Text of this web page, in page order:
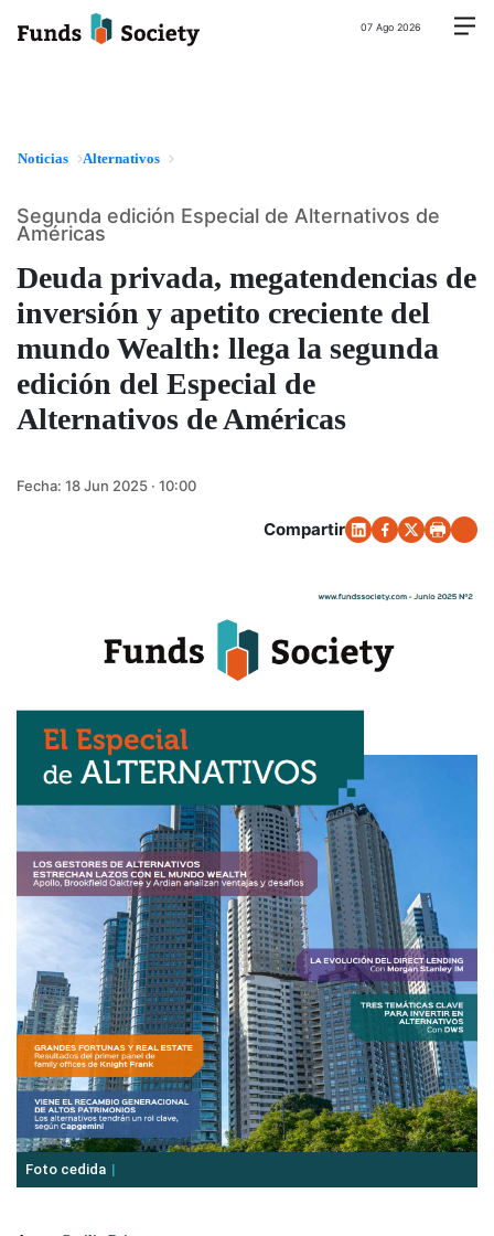
07 Ago 2026
Noticias Alternativos
Deuda privada, megatendencias de
inversión y apetito creciente del
mundo Wealth: llega la segunda
edición del Especial de
Alternativos de Américas
Segunda edición Especial de Alternativos de
Américas
Fecha: 18 Jun 2025 · 10:00
Compartir
Foto cedida